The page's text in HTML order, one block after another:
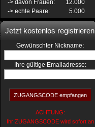
-> davon Frauen:
12.000
-> echte Paare:
5.000
Jetzt kostenlos registrieren
Gewünschter Nickname:
Ihre gültige Emailadresse:
ACHTUNG:
Ihr ZUGANGSCODE wird sofort an